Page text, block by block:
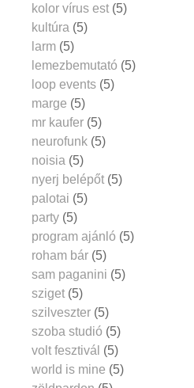
kolor vírus est (5)
kultúra (5)
larm (5)
lemezbemutató (5)
loop events (5)
marge (5)
mr kaufer (5)
neurofunk (5)
noisia (5)
nyerj belépőt (5)
palotai (5)
party (5)
program ajánló (5)
roham bár (5)
sam paganini (5)
sziget (5)
szilveszter (5)
szoba studió (5)
volt fesztivál (5)
world is mine (5)